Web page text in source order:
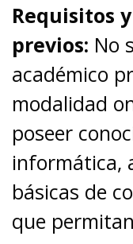
Requisitos
previos: No
académico
modalidad
poseer
informática,
básicas de
que